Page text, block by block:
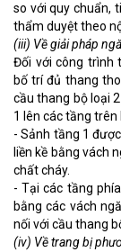
so với quy chuẩn,
thẩm duyệt theo
(iii) Về giải pháp
Đối với công trình
bố trí đủ thang
cầu thang bộ loại
1 lên các tầng trên
- Sảnh tầng 1
liền kề bằng vách
chất cháy.
- Tại các tầng
bằng các vách
nối với cầu thang
(iv) Về trang bị